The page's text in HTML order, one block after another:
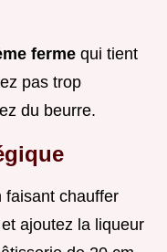
ferme qui tient
pas trop
du beurre.
faisant chauffer
ajoutez la liqueur